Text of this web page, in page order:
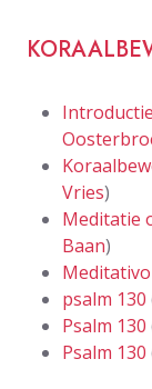
Vries)
Meditatie
Baan)
psalm 130
Psalm 130
Psalm 130